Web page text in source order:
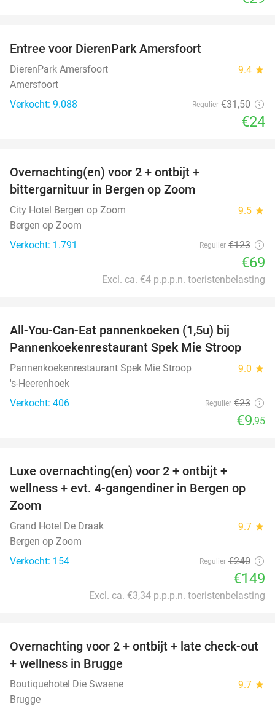
Entree voor DierenPark Amersfoort
DierenPark Amersfoort 9.4 star
Amersfoort
Verkocht: 9.088
Regulier €31,50
€24
Overnachting(en) voor 2 + ontbijt +
bittergarnituur in Bergen op Zoom
City Hotel Bergen op Zoom 9.5 star
Bergen op Zoom
Verkocht: 1.791
Regulier €123
€69
Excl. ca. €4 p.p.p.n. toeristenbelasting
All-You-Can-Eat pannenkoeken (1,5u) bij
Pannenkoekenrestaurant Spek Mie Stroop
Pannenkoekenrestaurant Spek Mie Stroop 9.0 star
's-Heerenhoek
Verkocht: 406
Regulier €23
€9,95
Luxe overnachting(en) voor 2 + ontbijt +
wellness + evt. 4-gangendiner in Bergen op
Zoom
Grand Hotel De Draak 9.7 star
Bergen op Zoom
Verkocht: 154
Regulier €240
€149
Excl. ca. €3,34 p.p.p.n. toeristenbelasting
34%
Overnachting voor 2 + ontbijt + late check-out
+ wellness in Brugge
Boutiquehotel Die Swaene 9.7 star
Brugge